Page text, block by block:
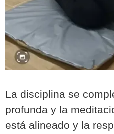
La disciplina se
profunda y la
está alineado y la